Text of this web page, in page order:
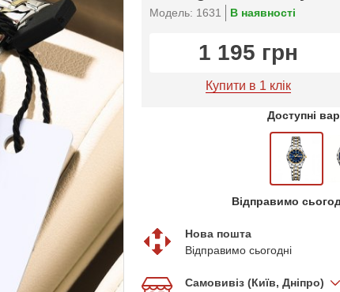
Модель: 1631 В наявності
1 195 грн
Купити в 1 клік
Доступні
Відправимо
Нова пошта
Відправимо сьогодні
Самовивіз (Київ, Дніпро)